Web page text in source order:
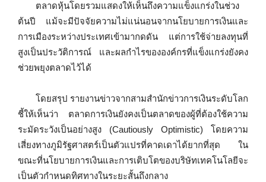
ตลาดหุ้นโดยรวมแสดงให้เห็นถึงความแข็งแกร่งในช่วง
ต้นปี แม้จะมีปัจจัยความไม่แน่นอนจากนโยบายการเงินและ
การเมืองระหว่างประเทศเข้ามากดดัน แต่การใช้จ่ายลงทุนที่
สูงเป็นประวัติการณ์ และผลกำไรขององค์กรที่แข็งแกร่งยังคง
ช่วยพยุงตลาดไว้ได้
โดยสรุป รายงานข่าวจากสามสำนักข่าวการเงินระดับโลก
ชี้ให้เห็นว่า ตลาดการเงินยังคงเป็นตลาดของผู้ที่ต้องใช้ความ
ระมัดระวังเป็นอย่างสูง (Cautiously Optimistic) โดยความ
เสี่ยงทางภูมิรัฐศาสตร์เป็นตัวแปรที่คาดเดาได้ยากที่สุด ใน
ขณะที่นโยบายการเงินและการเติบโตของบริษัทเทคโนโลยีจะ
เป็นตัวกำหนดทิศทางในระยะสั้นถึงกลาง